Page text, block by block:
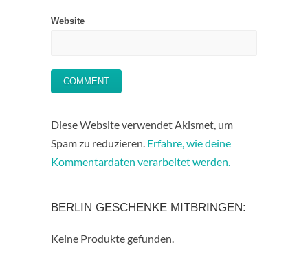
Website
Diese Website verwendet Akismet, um
Spam zu reduzieren. Erfahre, wie deine
Kommentardaten verarbeitet werden.
BERLIN GESCHENKE MITBRINGEN:
Keine Produkte gefunden.